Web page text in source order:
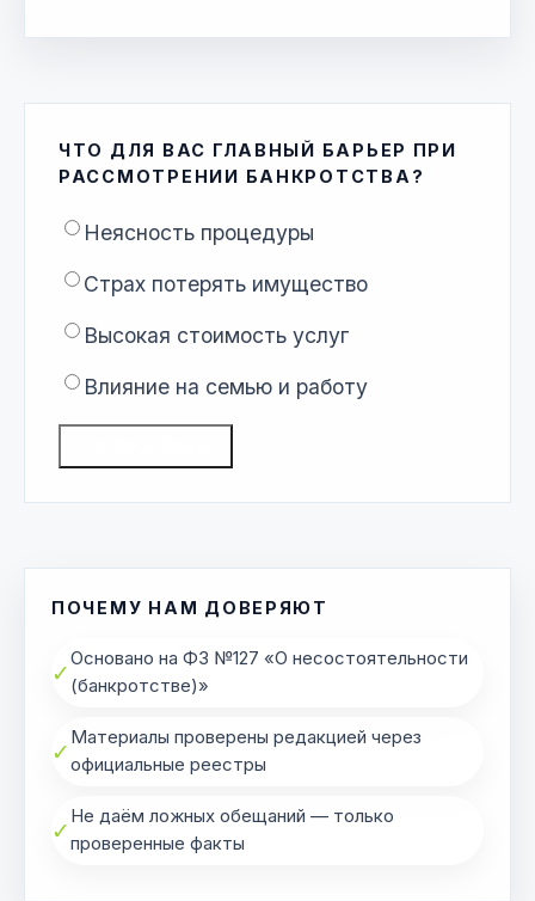
ЧТО ДЛЯ ВАС ГЛАВНЫЙ БАРЬЕР ПРИ
РАССМОТРЕНИИ БАНКРОТСТВА?
Неясность процедуры
Страх потерять имущество
Высокая стоимость услуг
Влияние на семью и работу
ПОЧЕМУ НАМ ДОВЕРЯЮТ
✓Основано на ФЗ №127 «О несостоятельности
(банкротстве)»
✓ Материалы проверены редакцией через
официальные реестры
✓ Не даём ложных обещаний — только
проверенные факты